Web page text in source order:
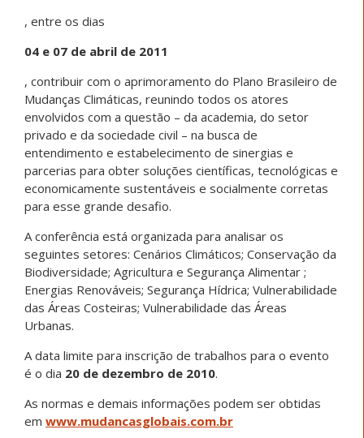
, entre os dias
04 e 07 de abril de 2011
, contribuir com o aprimoramento do Plano Brasileiro de
Mudanças Climáticas, reunindo todos os atores
envolvidos com a questão – da academia, do setor
privado e da sociedade civil – na busca de
entendimento e estabelecimento de sinergias e
parcerias para obter soluções científicas, tecnológicas e
economicamente sustentáveis e socialmente corretas
para esse grande desafio.
A conferência está organizada para analisar os
seguintes setores: Cenários Climáticos; Conservação da
Biodiversidade; Agricultura e Segurança Alimentar ;
Energias Renováveis; Segurança Hídrica; Vulnerabilidade
das Áreas Costeiras; Vulnerabilidade das Áreas
Urbanas.
A data limite para inscrição de trabalhos para o evento
é o dia 20 de dezembro de 2010.
As normas e demais informações podem ser obtidas
em www.mudancasglobais.com.br